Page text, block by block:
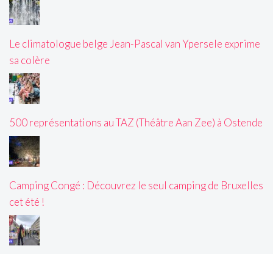
Le climatologue belge Jean-Pascal van Ypersele exprime
sa colère
500 représentations au TAZ (Théâtre Aan Zee) à Ostende
Camping Congé : Découvrez le seul camping de Bruxelles
cet été !